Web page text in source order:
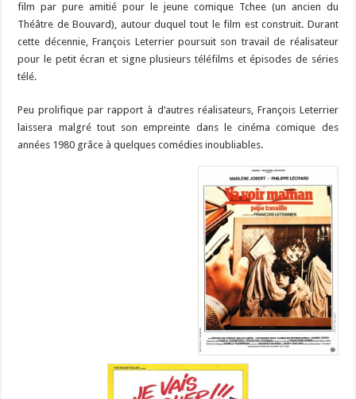
film par pure amitié pour le jeune comique Tchee (un ancien du
Théâtre de Bouvard), autour duquel tout le film est construit. Durant
cette décennie, François Leterrier poursuit son travail de réalisateur
pour le petit écran et signe plusieurs téléfilms et épisodes de séries
télé.
Peu prolifique par rapport à d’autres réalisateurs, François Leterrier
laissera malgré tout son empreinte dans le cinéma comique des
années 1980 grâce à quelques comédies inoubliables.